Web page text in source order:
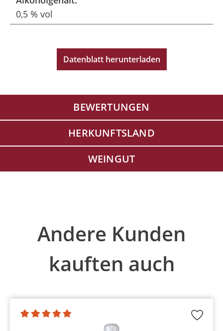
0,5 % vol
Datenblatt herunterladen
BEWERTUNGEN
HERKUNFTSLAND
WEINGUT
Andere Kunden
kauften auch